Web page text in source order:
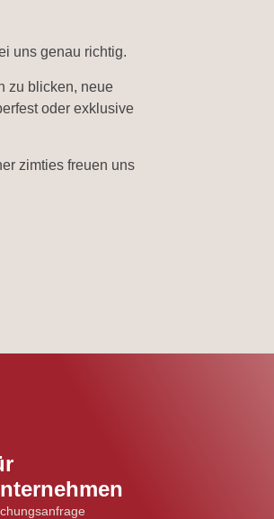
uns genau richtig.
zu blicken, neue
oder exklusive
zimties freuen uns